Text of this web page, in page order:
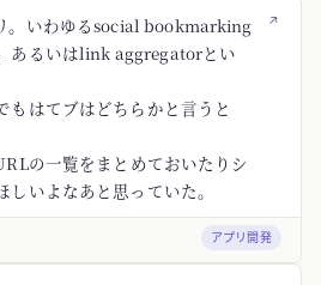
↗
。いわゆるsocial bookmarking
あるいはlink aggregatorとい
もはてブはどちらかと言うと
の一覧をまとめておいたりシ
いよなあと思っていた。
アプリ開発